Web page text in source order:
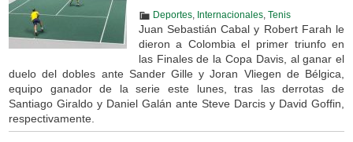
Deportes, Internacionales, Tenis
Juan Sebastián Cabal y Robert Farah le
dieron a Colombia el primer triunfo en
las Finales de la Copa Davis, al ganar el
duelo del dobles ante Sander Gille y Joran Vliegen de Bélgica,
equipo ganador de la serie este lunes, tras las derrotas de
Santiago Giraldo y Daniel Galán ante Steve Darcis y David Goffin,
respectivamente.